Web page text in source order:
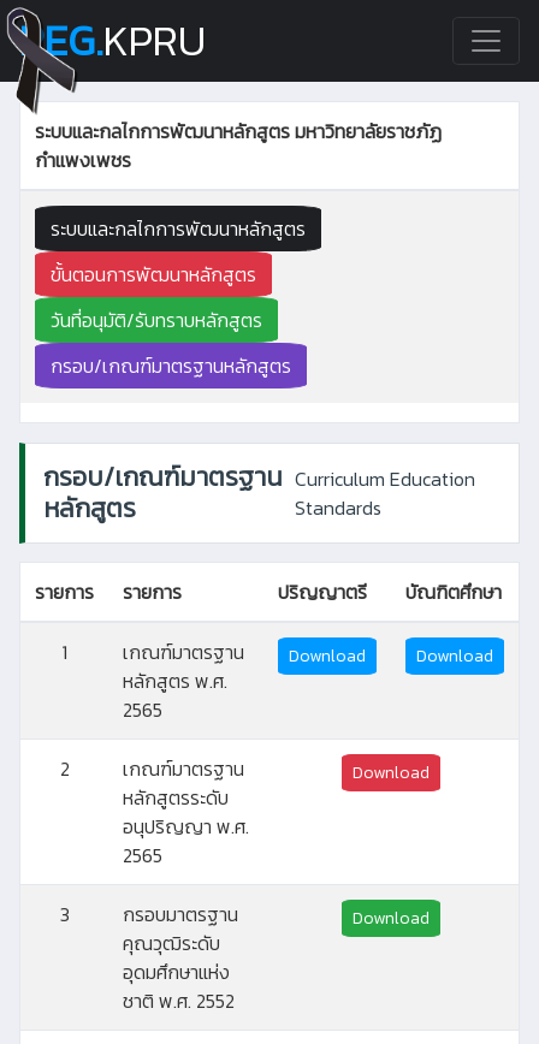
REG.KPRU
ระบบและกลไกการพัฒนาหลักสูตร มหาวิทยาลัยราชภัฏ
กำแพงเพชร
ระบบและกลไกการพัฒนาหลักสูตร
ขั้นตอนการพัฒนาหลักสูตร
วันที่อนุมัติ/รับทราบหลักสูตร
กรอบ/เกณฑ์มาตรฐานหลักสูตร
กรอบ/เกณฑ์มาตรฐาน
หลักสูตร
Curriculum Education
Standards
รายการ รายการ ปริญญาตรี บัณฑิตศึกษา
1
เกณฑ์มาตรฐาน
หลักสูตร พ.ศ.
2565
Download Download
2
เกณฑ์มาตรฐาน
หลักสูตรระดับ
อนุปริญญา พ.ศ.
2565
Download
3
กรอบมาตรฐาน
คุณวุฒิระดับ
อุดมศึกษาแห่ง
ชาติ พ.ศ. 2552
Download